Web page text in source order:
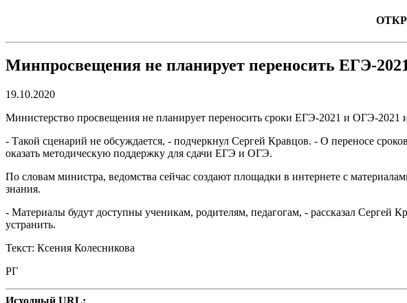
Минпросвещения не планирует переносить ЕГЭ-
19.10.2020
Министерство просвещения не планирует переносить сроки ЕГЭ-2021 и ОГЭ-
- Такой сценарий не обсуждается, - подчеркнул Сергей Кравцов. - О переносе
оказать методическую поддержку для сдачи ЕГЭ и ОГЭ.
По словам министра, ведомства сейчас создают площадки в интернете с
знания.
- Материалы будут доступны ученикам, родителям, педагогам, - рассказал
устранить.
Текст: Ксения Колесникова
РГ